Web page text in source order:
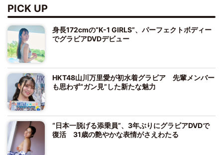
PICK UP
身長172cmの“K-1 GIRLS”、パーフェクトボディー
でグラビアDVDデビュー
HKT48山川万里愛が初水着グラビア 先輩メンバー
も思わず“ガン見”した新たな魅力
“日本一脱げる添乗員”、3年ぶりにグラビアDVDで
復活 31歳の艶やかな表情がさえわたる